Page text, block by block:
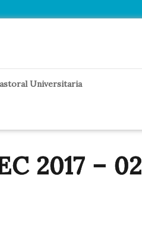
Universitaria
2017 – 02